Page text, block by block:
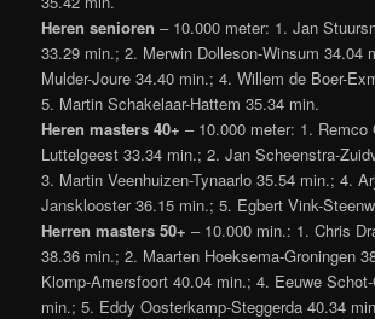
Heren senioren – 10.000 meter: 1. Jan
33.29 min.; 2. Merwin Dolleson-Winsum 34.04
Mulder-Joure 34.40 min.; 4. Willem de Boer-
5. Martin Schakelaar-Hattem 35.34 min.
Heren masters 40+ – 10.000 meter: 1. Remco
Luttelgeest 33.34 min.; 2. Jan Scheenstra-
3. Martin Veenhuizen-Tynaarlo 35.54 min.; 4.
Jansklooster 36.15 min.; 5. Egbert Vink-
Herren masters 50+ – 10.000 min.: 1. Chris
38.36 min.; 2. Maarten Hoeksema-Groningen
Klomp-Amersfoort 40.04 min.; 4. Eeuwe
min.; 5. Eddy Oosterkamp-Steggerda 40.34